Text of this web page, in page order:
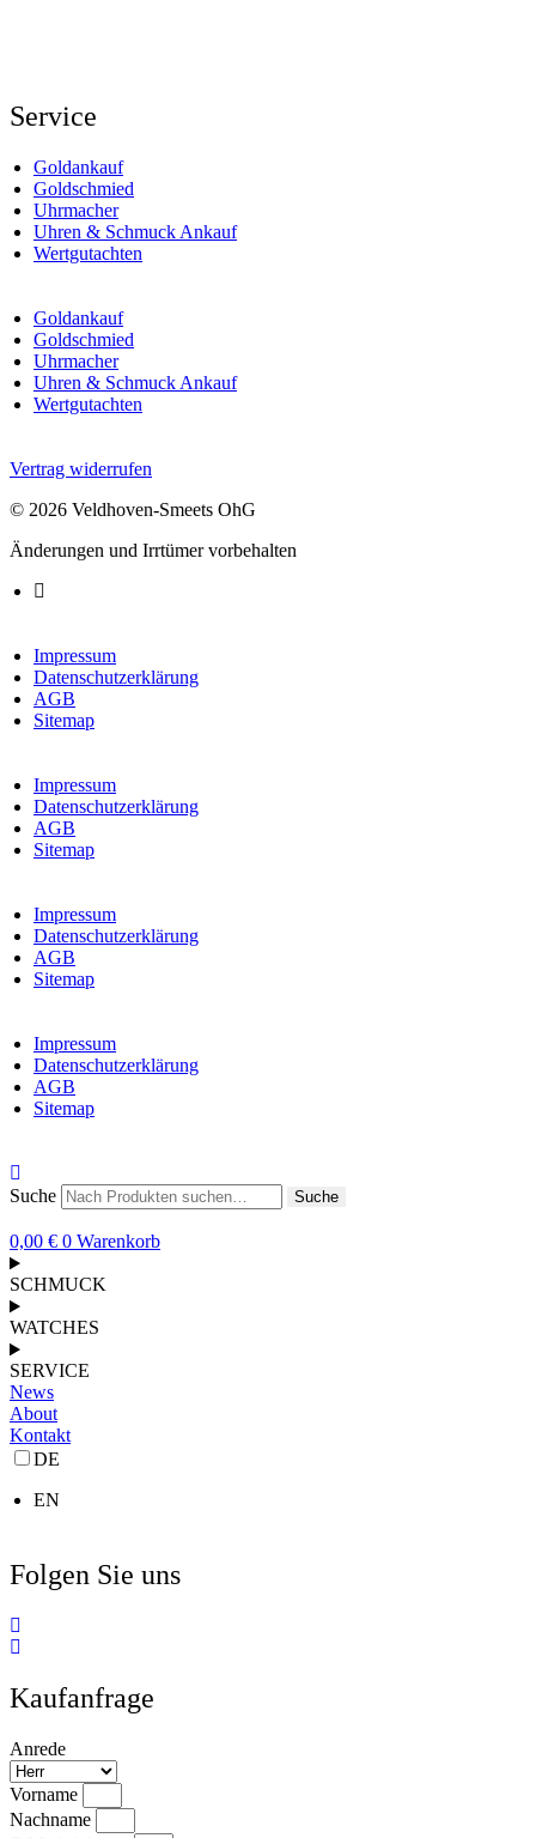
Service
Goldankauf
Goldschmied
Uhrmacher
Uhren & Schmuck Ankauf
Wertgutachten
Goldankauf
Goldschmied
Uhrmacher
Uhren & Schmuck Ankauf
Wertgutachten
Vertrag widerrufen
© 2026 Veldhoven-Smeets OhG
Änderungen und Irrtümer vorbehalten
Impressum
Datenschutzerklärung
AGB
Sitemap
Impressum
Datenschutzerklärung
AGB
Sitemap
Impressum
Datenschutzerklärung
AGB
Sitemap
Impressum
Datenschutzerklärung
AGB
Sitemap
Suche Suche
0,00 € 0 Warenkorb
SCHMUCK
WATCHES
SERVICE
News
About
Kontakt
DE
EN
Folgen Sie uns
Kaufanfrage
Anrede
Vorname
Nachname